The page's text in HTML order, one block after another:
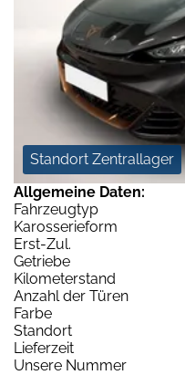
Standort Zentrallager
Allgemeine Daten:
Fahrzeugtyp
Karosserieform
Erst-Zul.
Getriebe
Kilometerstand
Anzahl der Türen
Farbe
Standort
Lieferzeit
Unsere Nummer